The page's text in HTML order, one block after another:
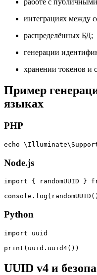
работе с
интеграциях между
распределённых БД;
генерации
хранении токенов и
Пример
языках
PHP
echo
Node.js
import { randomUUID }
Python
import uuid
print(uuid.uuid4())
UUID v4 и